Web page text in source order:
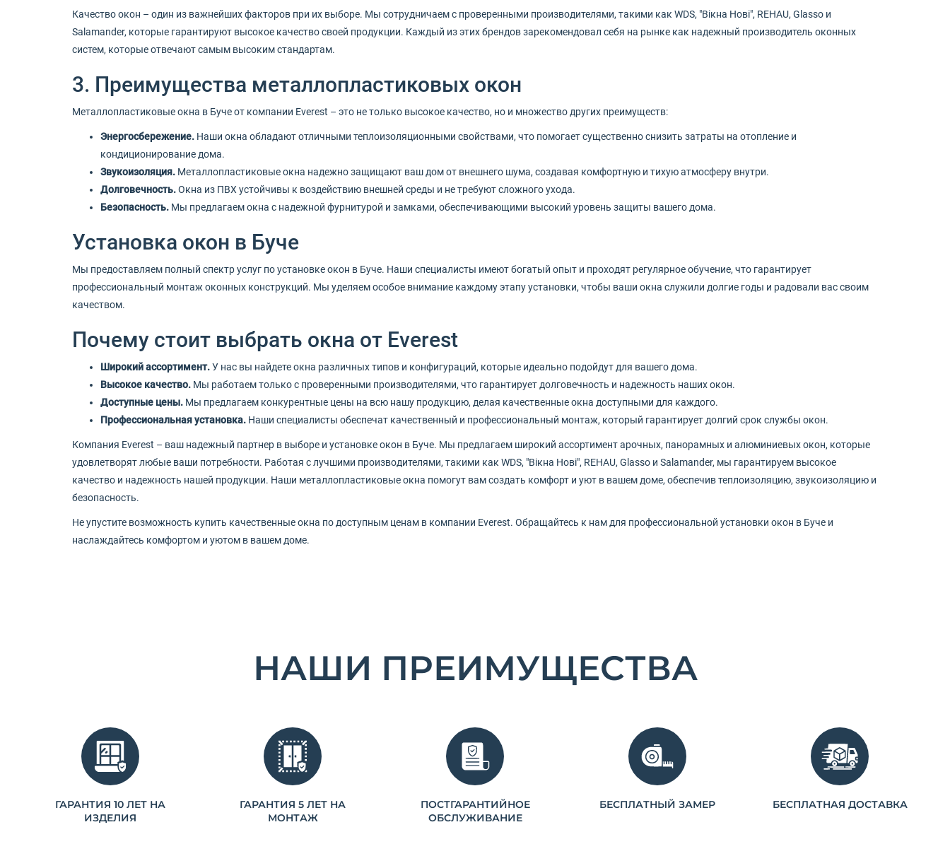
Качество окон – один из важнейших факторов при их выборе. Мы сотрудничаем с проверенными производителями, такими как WDS, "Вікна Нові", REHAU, Glasso и
Salamander, которые гарантируют высокое качество своей продукции. Каждый из этих брендов зарекомендовал себя на рынке как надежный производитель оконных
систем, которые отвечают самым высоким стандартам.
3. Преимущества металлопластиковых окон
Металлопластиковые окна в Буче от компании Everest – это не только высокое качество, но и множество других преимуществ:
Энергосбережение. Наши окна обладают отличными теплоизоляционными свойствами, что помогает существенно снизить затраты на отопление и
кондиционирование дома.
Звукоизоляция. Металлопластиковые окна надежно защищают ваш дом от внешнего шума, создавая комфортную и тихую атмосферу внутри.
Долговечность.Окна из ПВХ устойчивы к воздействию внешней среды и не требуют сложного ухода.
Безопасность. Мы предлагаем окна с надежной фурнитурой и замками, обеспечивающими высокий уровень защиты вашего дома.
Установка окон в Буче
Мы предоставляем полный спектр услуг по установке окон в Буче. Наши специалисты имеют богатый опыт и проходят регулярное обучение, что гарантирует
профессиональный монтаж оконных конструкций. Мы уделяем особое внимание каждому этапу установки, чтобы ваши окна служили долгие годы и радовали вас своим
качеством.
Почему стоит выбрать окна от Everest
Широкий ассортимент.У нас вы найдете окна различных типов и конфигураций, которые идеально подойдут для вашего дома.
Высокое качество. Мы работаем только с проверенными производителями, что гарантирует долговечность и надежность наших окон.
Доступные цены. Мы предлагаем конкурентные цены на всю нашу продукцию, делая качественные окна доступными для каждого.
Профессиональная установка. Наши специалисты обеспечат качественный и профессиональный монтаж, который гарантирует долгий срок службы окон.
Компания Everest – ваш надежный партнер в выборе и установке окон в Буче. Мы предлагаем широкий ассортимент арочных, панорамных и алюминиевых окон, которые
удовлетворят любые ваши потребности. Работая с лучшими производителями, такими как WDS, "Вікна Нові", REHAU, Glasso и Salamander, мы гарантируем высокое
качество и надежность нашей продукции. Наши металлопластиковые окна помогут вам создать комфорт и уют в вашем доме, обеспечив теплоизоляцию, звукоизоляцию и
безопасность.
Не упустите возможность купить качественные окна по доступным ценам в компании Everest. Обращайтесь к нам для профессиональной установки окон в Буче и
наслаждайтесь комфортом и уютом в вашем доме.
НАШИ ПРЕИМУЩЕСТВА
ГАРАНТИЯ 10 ЛЕТ НА
ИЗДЕЛИЯ
ГАРАНТИЯ 5 ЛЕТ НА
МОНТАЖ
ПОСТГАРАНТИЙНОЕ
ОБСЛУЖИВАНИЕ
БЕСПЛАТНЫЙ ЗАМЕР БЕСПЛАТНАЯ ДОСТАВКА